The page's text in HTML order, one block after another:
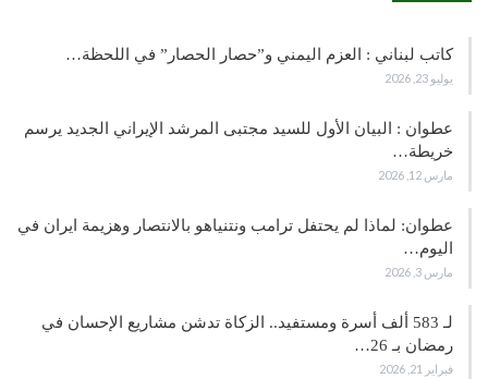
كاتب لبناني : العزم اليمني و”حصار الحصار” في اللحظة…
يوليو 23, 2026
عطوان : البيان الأول للسيد مجتبى المرشد الإيراني الجديد يرسم
خريطة…
مارس 12, 2026
عطوان: لماذا لم يحتفل ترامب ونتنياهو بالانتصار وهزيمة ايران في
اليوم…
مارس 3, 2026
لـ 583 ألف أسرة ومستفيد.. الزكاة تدشن مشاريع الإحسان في
رمضان بـ 26…
فبراير 21, 2026